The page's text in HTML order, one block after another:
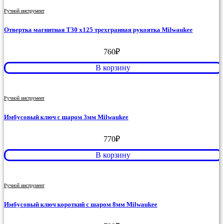
Ручной инструмент
Отвертка магнитная T30 x125 трехгранная рукоятка Milwaukee
760₽
В корзину
Ручной инструмент
Имбусовый ключ с шаром 3мм Milwaukee
770₽
В корзину
Ручной инструмент
Имбусовый ключ короткий с шаром 8мм Milwaukee